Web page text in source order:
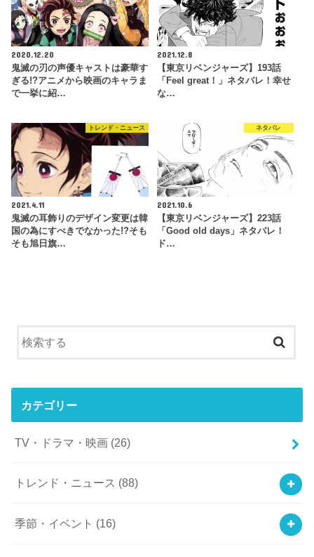
2020.12.20
鬼滅の刃の声優キャストは豪華す
ぎる!?アニメから映画のキャラま
で一挙に紹…
2021.12.8
【東京リベンジャーズ】193話
「Feel great！」ネタバレ！幸せ
な…
トレンド・ニュース
2021.4.11
鬼滅の耳飾りのデザイン変更は韓
国の為にすべきでなかった!?そも
そも旭日旗…
ネタバレ
2021.10.6
【東京リベンジャーズ】223話
「Good old days」ネタバレ！
ド…
カテゴリー
TV・ドラマ・映画 (26)
トレンド・ニュース (88)
季節・イベント (16)